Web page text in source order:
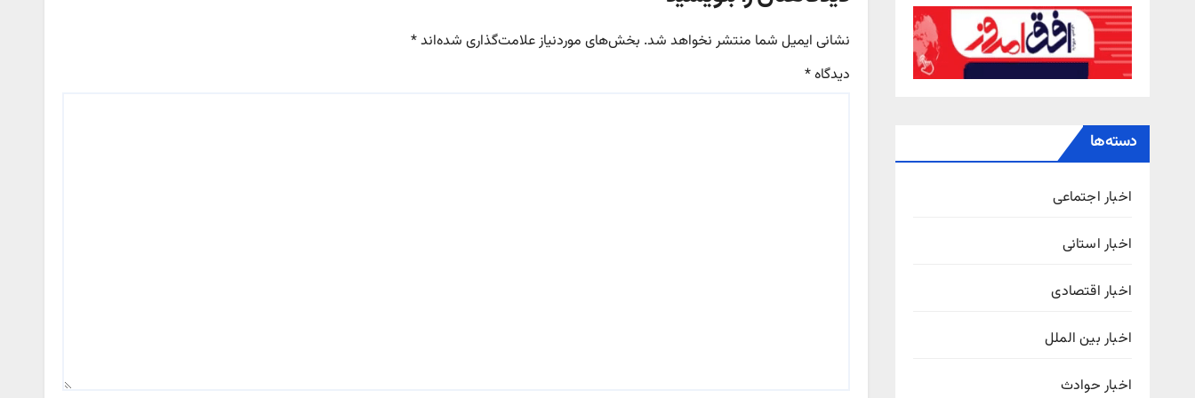
دسته‌ها
اخبار اجتماعی
اخبار استانی
اخبار اقتصادی
اخبار بین الملل
اخبار حوادث
نشانی ایمیل شما منتشر نخواهد شد. بخش‌های موردنیاز علامت‌گذاری شده‌اند*
دیدگاه*